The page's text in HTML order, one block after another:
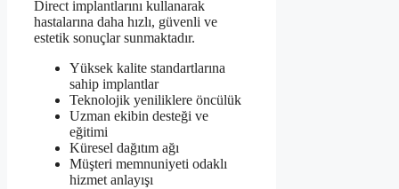
Direct implantlarını kullanarak
hastalarına daha hızlı, güvenli ve
estetik sonuçlar sunmaktadır.
Yüksek kalite standartlarına
sahip implantlar
Teknolojik yeniliklere öncülük
Uzman ekibin desteği ve
eğitimi
Küresel dağıtım ağı
Müşteri memnuniyeti odaklı
hizmet anlayışı